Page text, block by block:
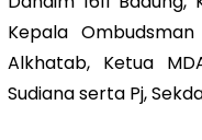
Kepala
Alkhatab, Ketua
Sudiana serta Pj,